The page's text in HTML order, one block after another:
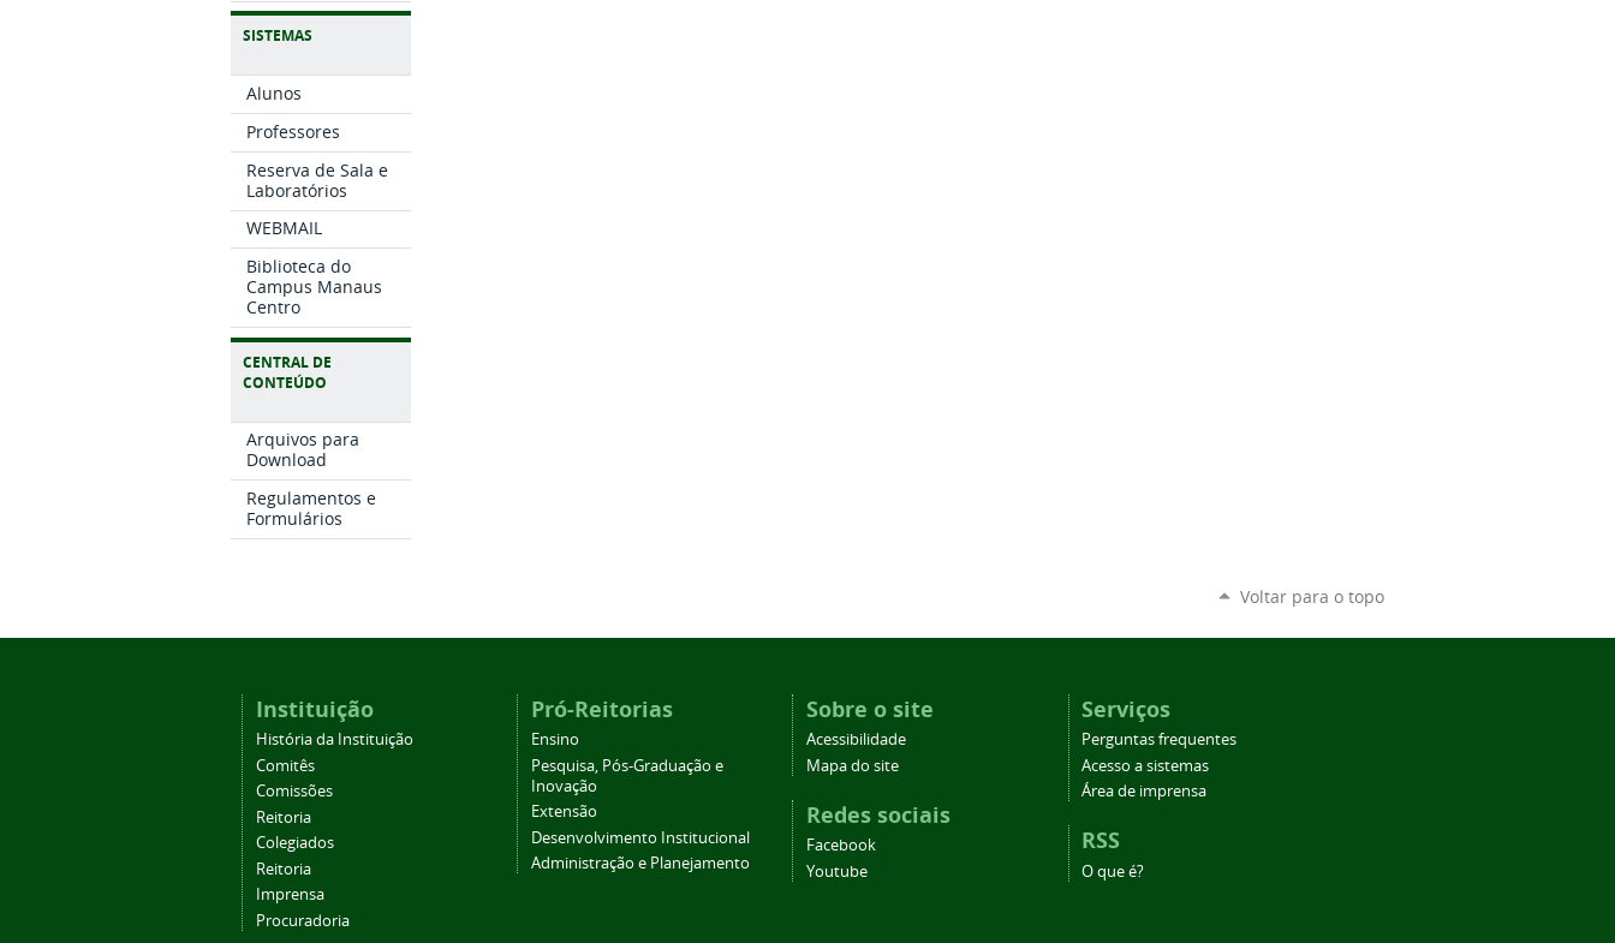
SISTEMAS
Alunos
Professores
Reserva de Sala e
Laboratórios
WEBMAIL
Biblioteca do
Campus Manaus
Centro
CENTRAL DE
CONTEÚDO
Arquivos para
Download
Regulamentos e
Formulários
Voltar para o topo
Instituição
História da Instituição
Comitês
Comissões
Reitoria
Colegiados
Reitoria
Imprensa
Procuradoria
Pró-Reitorias
Ensino
Pesquisa, Pós-Graduação e
Inovação
Extensão
Desenvolvimento Institucional
Administração e Planejamento
Sobre o site
Acessibilidade
Mapa do site
Redes sociais
Facebook
Youtube
Serviços
Perguntas frequentes
Acesso a sistemas
Área de imprensa
RSS
O que é?